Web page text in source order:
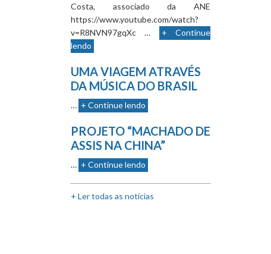
Costa, associado da ANE
https://www.youtube.com/watch?
v=R8NVN97gqXc …
+ Continue
lendo
UMA VIAGEM ATRAVÉS
DA MÚSICA DO BRASIL
… + Continue lendo
PROJETO “MACHADO DE
ASSIS NA CHINA”
… + Continue lendo
+ Ler todas as notícias